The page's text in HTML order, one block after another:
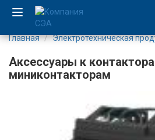
UA
Каталог
Главная Электротехническая
Аксессуары к
миниконтакторам